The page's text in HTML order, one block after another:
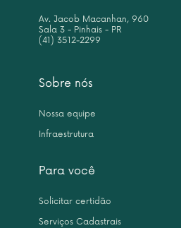
Sobre nós
Nossa equipe
Infraestrutura
Para você
Solicitar certidão
Serviços Cadastrais
Av. Jacob Macanhan, 960
Sala 3 - Pinhais - PR
(41) 3512-2299